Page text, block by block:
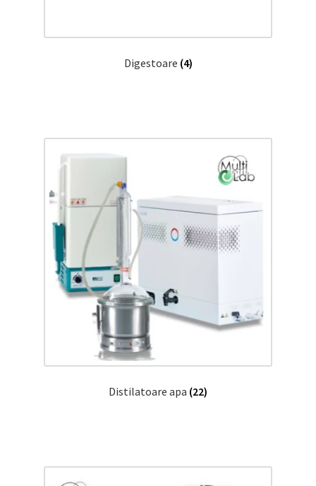
Digestoare (4)
Distilatoare apa (22)